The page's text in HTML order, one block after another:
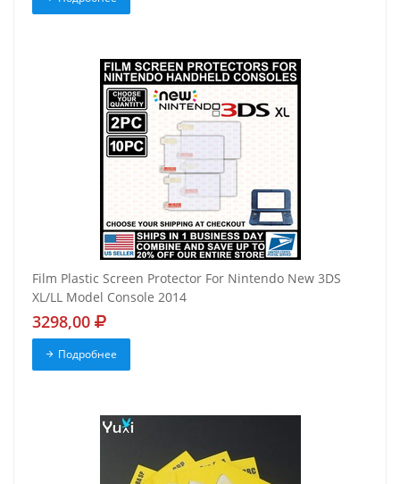
Film Plastic Screen Protector For Nintendo New 3DS
XL/LL Model Console 2014
3298,00
Подробнее